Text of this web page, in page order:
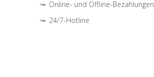
Online- und Offline-Bezahlungen
24/7-Hotline